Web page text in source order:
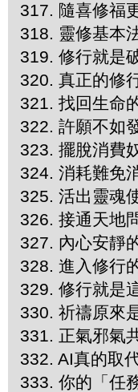
317. 隨喜修福
318. 靈修基本
319. 修行就是
320. 真正的修
321. 找回生命
322. 許願不如
323. 擺脫消費
324. 消耗難免
325. 活出靈魂
326. 接通天地
327. 內心安靜
328. 進入修行
329. 修行就是
330. 祈禱原來
331. 正氣邪氣
332. AI真的取
333. 你的「任